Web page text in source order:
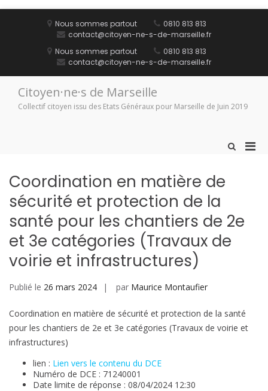
Nous sommes partout
0810 813 813
contact@citoyen-ne-s-de-marseille.fr
Nous sommes partout
0810 813 813
contact@citoyen-ne-s-de-marseille.fr
Citoyen·ne·s de Marseille
Collectif citoyen issu des Etats Généraux pour Marseille de Juin 2019
Afficher
Coordination en matière de
sécurité et protection de la
santé pour les chantiers de 2e
et 3e catégories (Travaux de
voirie et infrastructures)
Publié le 26 mars 2024 par Maurice Montaufier
Coordination en matière de sécurité et protection de la santé
pour les chantiers de 2e et 3e catégories (Travaux de voirie et
infrastructures)
lien : Lien vers le contenu du DCE
Numéro de DCE : 71240001
Date limite de réponse : 08/04/2024 12:30